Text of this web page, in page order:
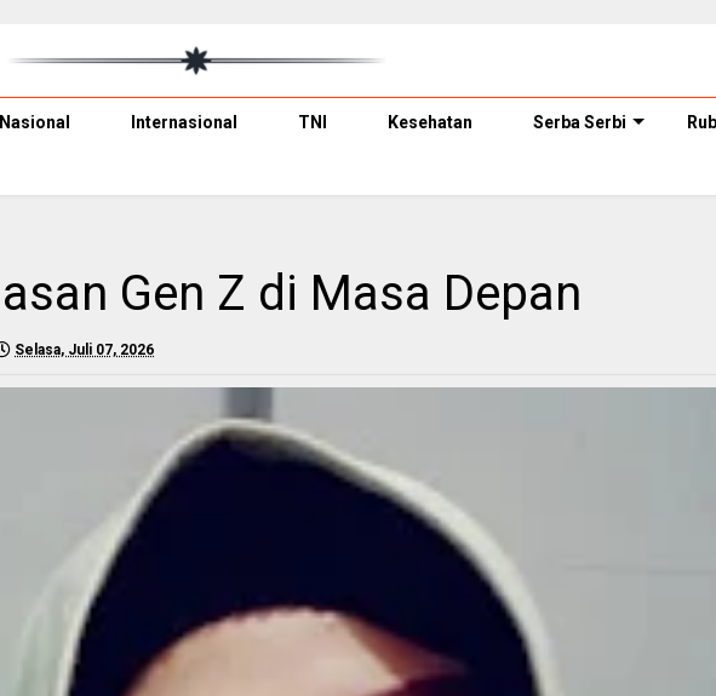
Nasional Internasional TNI Kesehatan Serba Serbi
Gen Z di Masa Depan
Selasa, Juli 07, 2026